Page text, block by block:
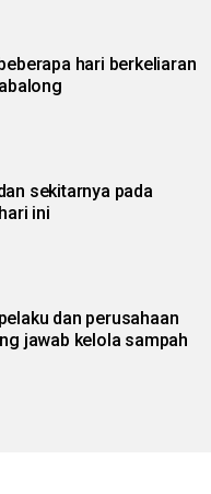
hari berkeliaran
sekitarnya pada
ini
dan perusahaan
jawab kelola sampah